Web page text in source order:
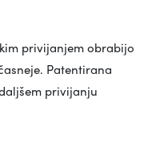
privijanjem obrabijo
Patentirana
privijanju